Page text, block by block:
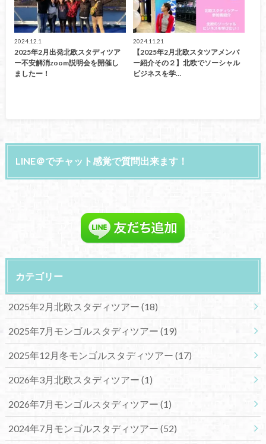
2024.12.1
2025年2月出発北欧スタディツア
ー不安解消zoom説明会を開催し
ましたー！
2024.11.21
【2025年2月北欧スタツアメンバ
ー紹介その２】北欧でソーシャル
ビジネスを学…
LINE＠でチャット感覚で質問出来ます！
カテゴリー
2025年2月北欧スタディツアー (18)
2025年7月モンゴルスタディツアー (19)
2025年12月冬モンゴルスタディツアー (17)
2026年3月北欧スタディツアー (1)
2026年7月モンゴルスタディツアー (1)
2024年7月モンゴルスタディツアー (52)